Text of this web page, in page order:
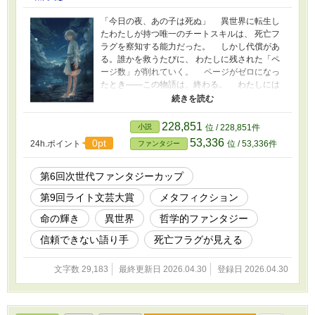
「今日の夜、あの子は死ぬ」 異世界に転生し
たわたしが持つ唯一のチートスキルは、 死亡フ
ラグを察知する能力だった。 しかし代償があ
る。誰かを救うたびに、 わたしに残された「ペ
ージ数」が削れていく。 ページがゼロになっ
たとき——この物語は、終わる。 わたしには
前世の記憶がない。 名前もない。性別もよくわ
からない。 ただ、仲間の笑顔が本物かどうかを
問いながら、 今日も誰かの死の前に立ってい
る。 ここは完璧すぎる異世界だ。 炎は炎らし
く、涙は温かく、少女は正しく泣く。 その完璧
さが、わたしを怖くさせる。 命の輝きとは何
か。 書かれた涙に、体温は宿るか。 物語が終わ
るとき、わたしはどこへ行くのか。 ——これ
は、残り126ページの物語。
24h.ポイント 0pt
小説 228,851 位 / 228,851件
ファンタジー 53,336 位 / 53,336件
第6回次世代ファンタジーカップ
第9回ライト文芸大賞
メタフィクション
命の輝き
異世界
哲学的ファンタジー
信頼できない語り手
死亡フラグが見える
文字数 29,183 最終更新日 2026.04.30 登録日 2026.04.30